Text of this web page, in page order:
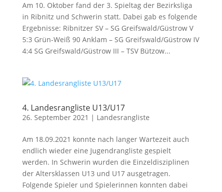
Am 10. Oktober fand der 3. Spieltag der Bezirksliga
in Ribnitz und Schwerin statt. Dabei gab es folgende
Ergebnisse: Ribnitzer SV – SG Greifswald/Güstrow V
5:3 Grün-Weiß 90 Anklam – SG Greifswald/Güstrow IV
4:4 SG Greifswald/Güstrow III – TSV Bützow...
4. Landesrangliste U13/U17
26. September 2021 | Landesrangliste
Am 18.09.2021 konnte nach langer Wartezeit auch
endlich wieder eine Jugendrangliste gespielt
werden. In Schwerin wurden die Einzeldisziplinen
der Altersklassen U13 und U17 ausgetragen.
Folgende Spieler und Spielerinnen konnten dabei